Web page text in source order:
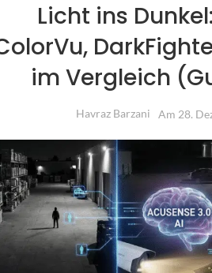
Licht ins
im Vergleich
Havraz Barzani Am 28.